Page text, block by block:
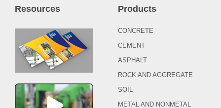
Resources Products
CONCRETE
CEMENT
ASPHALT
ROCK AND AGGREGATE
SOIL
METAL AND NONMETAL